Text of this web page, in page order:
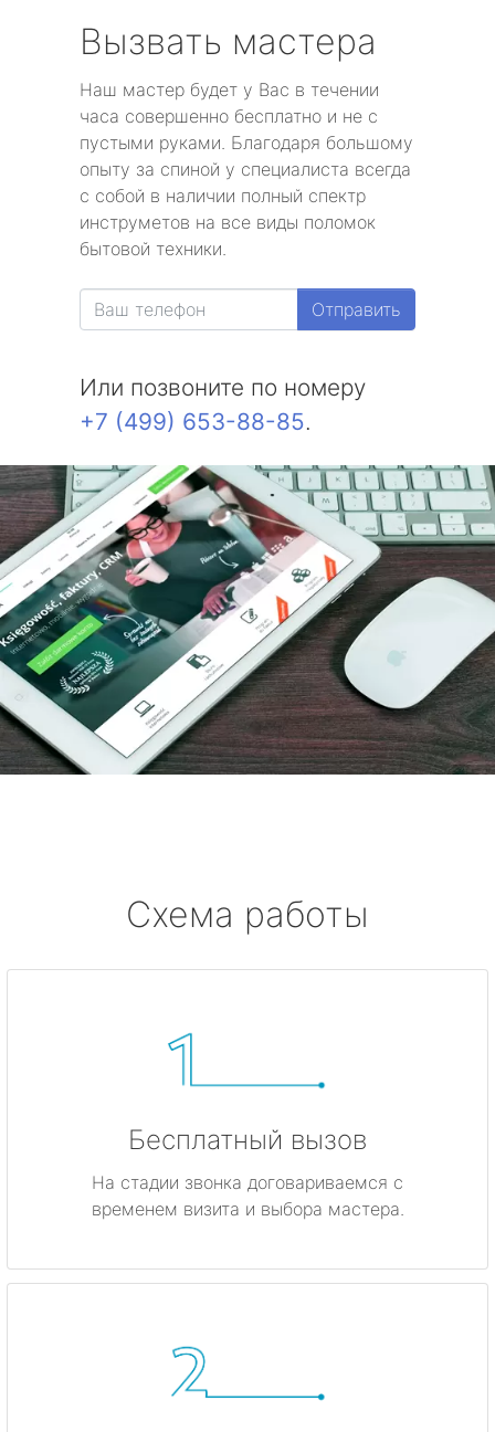
Вызвать мастера
Наш мастер будет у Вас в течении
часа совершенно бесплатно и не с
пустыми руками. Благодаря большому
опыту за спиной у специалиста всегда
с собой в наличии полный спектр
инструметов на все виды поломок
бытовой техники.
Отправить
Или позвоните по номеру
+7 (499) 653-88-85.
Схема работы
Бесплатный вызов
На стадии звонка договариваемся с
временем визита и выбора мастера.